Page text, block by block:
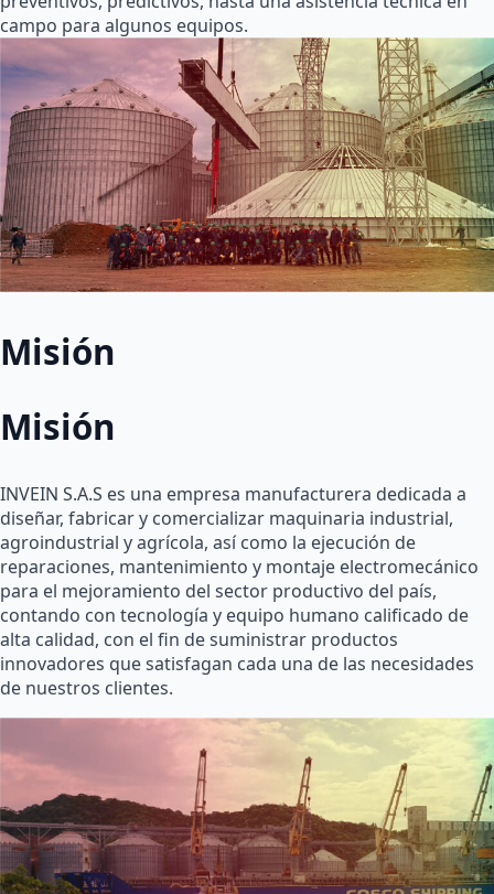
campo para algunos equipos.
Misión
Misión
INVEIN S.A.S es una empresa manufacturera dedicada a
diseñar, fabricar y comercializar maquinaria industrial,
agroindustrial y agrícola, así como la ejecución de
reparaciones, mantenimiento y montaje electromecánico
para el mejoramiento del sector productivo del país,
contando con tecnología y equipo humano calificado de
alta calidad, con el fin de suministrar productos
innovadores que satisfagan cada una de las necesidades
de nuestros clientes.